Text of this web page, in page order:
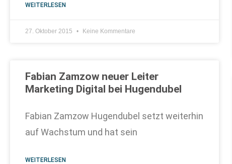
WEITERLESEN
27. Oktober 2015 Keine Kommentare
Fabian Zamzow neuer Leiter
Marketing Digital bei Hugendubel
Fabian Zamzow Hugendubel setzt weiterhin
auf Wachstum und hat sein
WEITERLESEN